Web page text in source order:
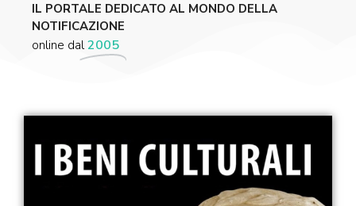
IL PORTALE DEDICATO AL MONDO DELLA
NOTIFICAZIONE
online dal2005